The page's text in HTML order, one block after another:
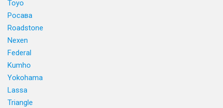
Toyo
Росава
Roadstone
Nexen
Federal
Kumho
Yokohama
Lassa
Triangle